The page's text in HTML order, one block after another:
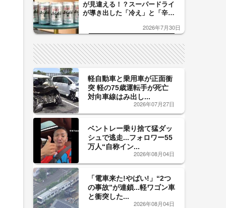
が見違える！？スーパードライ
が導き出した「冷え」と「辛
した「辛口カーブ」が飲み頃の
2026年7月30日
軽自動車と乗用車が正面衝
突 軽の75歳運転手が死亡
対向車線はみ出し...
2026年07月27日
ベントレー乗り捨て猛ダッ
シュで逃走...フォロワー55
万人“自称イン...
2026年08月04日
「電車来た!やばい!」“2つ
の事故”が連鎖...軽ワゴン車
と衝突した...
2026年08月04日